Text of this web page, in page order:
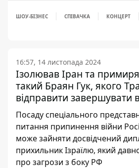
ШОУ-БІЗНЕС СПІВАЧКА КОНЦЕРТ
16:57, 14 листопада 2024
Ізолював Іран та
такий Браян Гук, якого
відправити завершувати
Посаду спеціального
питання припинення війни
може зайняти досвідчений
прихильник Ізраїлю, який
про загрози з боку РФ